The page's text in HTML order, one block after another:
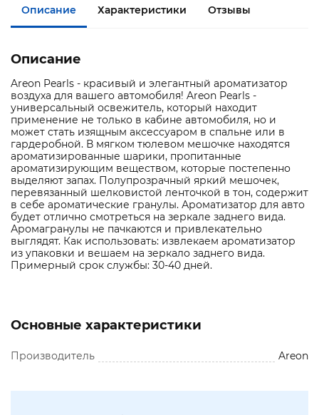
Описание Характеристики Отзывы
Описание
Areon Pearls - красивый и элегантный ароматизатор
воздуха для вашего автомобиля! Areon Pearls -
универсальный освежитель, который находит
применение не только в кабине автомобиля, но и
может стать изящным аксессуаром в спальне или в
гардеробной. В мягком тюлевом мешочке находятся
ароматизированные шарики, пропитанные
ароматизирующим веществом, которые постепенно
выделяют запах. Полупрозрачный яркий мешочек,
перевязанный шелковистой ленточкой в тон, содержит
в себе ароматические гранулы. Ароматизатор для авто
будет отлично смотреться на зеркале заднего вида.
Аромагранулы не пачкаются и привлекательно
выглядят. Как использовать: извлекаем ароматизатор
из упаковки и вешаем на зеркало заднего вида.
Примерный срок службы: 30-40 дней.
Основные характеристики
Производитель Areon